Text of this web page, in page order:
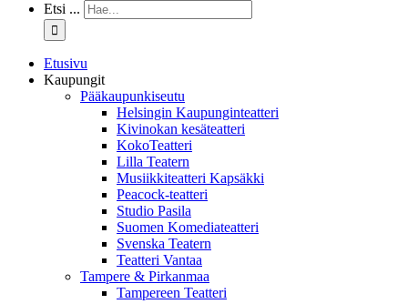
Etsi ...
Etusivu
Kaupungit
Pääkaupunkiseutu
Helsingin Kaupunginteatteri
Kivinokan kesäteatteri
KokoTeatteri
Lilla Teatern
Musiikkiteatteri Kapsäkki
Peacock-teatteri
Studio Pasila
Suomen Komediateatteri
Svenska Teatern
Teatteri Vantaa
Tampere & Pirkanmaa
Tampereen Teatteri